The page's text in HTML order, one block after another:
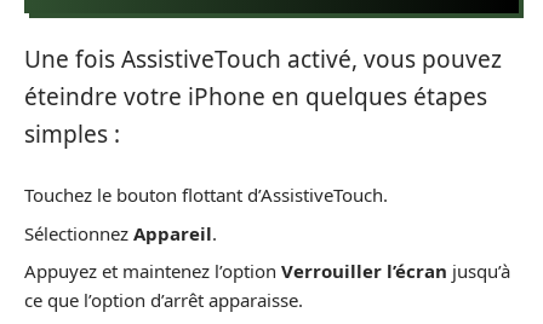
Une fois AssistiveTouch activé, vous pouvez
éteindre votre iPhone en quelques étapes
simples :
Touchez le bouton flottant d’AssistiveTouch.
Sélectionnez Appareil.
Appuyez et maintenez l’option Verrouiller l’écran jusqu’à
ce que l’option d’arrêt apparaisse.